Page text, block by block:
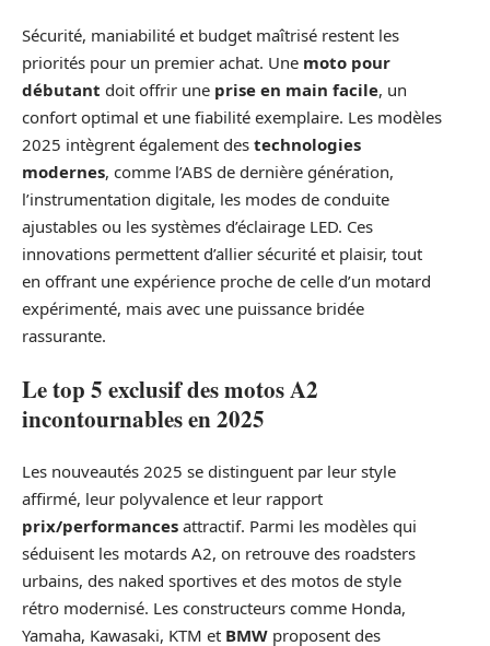
Sécurité, maniabilité et budget maîtrisé restent les
priorités pour un premier achat. Une moto pour
débutant doit offrir une prise en main facile, un
confort optimal et une fiabilité exemplaire. Les modèles
2025 intègrent également des technologies
modernes, comme l’ABS de dernière génération,
l’instrumentation digitale, les modes de conduite
ajustables ou les systèmes d’éclairage LED. Ces
innovations permettent d’allier sécurité et plaisir, tout
en offrant une expérience proche de celle d’un motard
expérimenté, mais avec une puissance bridée
rassurante.
Le top 5 exclusif des motos A2
incontournables en 2025
Les nouveautés 2025 se distinguent par leur style
affirmé, leur polyvalence et leur rapport
prix/performances attractif. Parmi les modèles qui
séduisent les motards A2, on retrouve des roadsters
urbains, des naked sportives et des motos de style
rétro modernisé. Les constructeurs comme Honda,
Yamaha, Kawasaki, KTM et BMW proposent des